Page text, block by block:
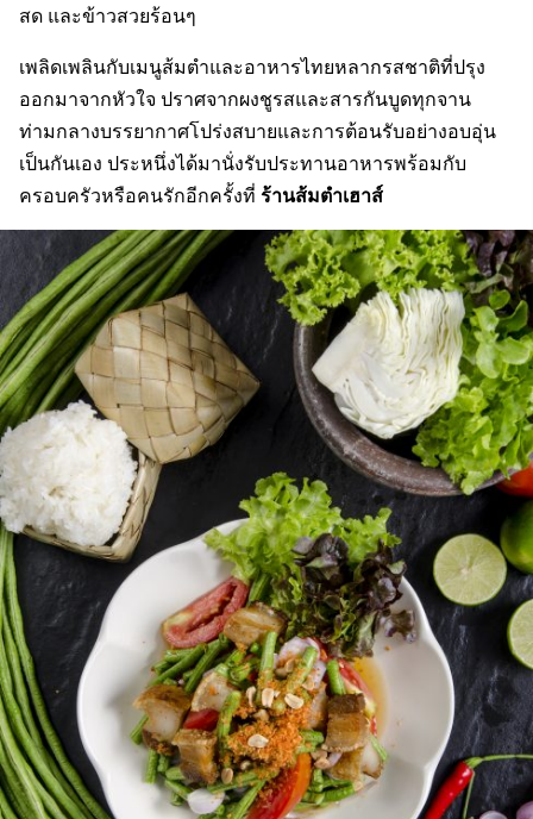
สด และข้าวสวยร้อนๆ
เพลิดเพลินกับเมนูส้มตำและอาหารไทยหลากรสชาติที่ปรุง
ออกมาจากหัวใจ ปราศจากผงชูรสและสารกันบูดทุกจาน
ท่ามกลางบรรยากาศโปร่งสบายและการต้อนรับอย่างอบอุ่น
เป็นกันเอง ประหนึ่งได้มานั่งรับประทานอาหารพร้อมกับ
ครอบครัวหรือคนรักอีกครั้งที่ ร้านส้มตำเฮาส์